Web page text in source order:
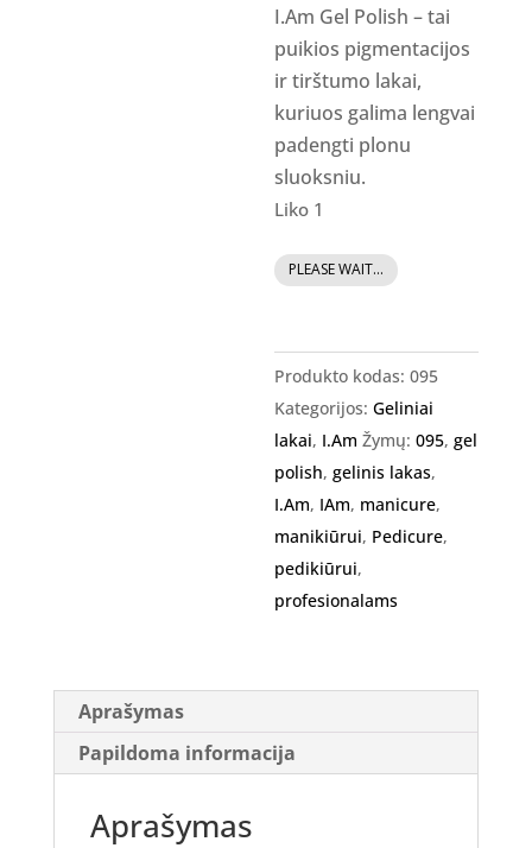
was:
8.90 €.
I.Am Gel Polish – tai
puikios pigmentacijos
ir tirštumo lakai,
kuriuos galima lengvai
padengti plonu
sluoksniu.
Liko 1
produkto
Gel
Polish
-
gelinis
lakas
#095
Hot
PLEASE WAIT...
Produkto kodas:095
Kategorijos:Geliniai
lakai, I.Am Žymų:095,gel
polish,gelinis lakas,
I.Am, IAm, manicure,
manikiūrui, Pedicure,
pedikiūrui,
profesionalams
Aprašymas
Papildoma informacija
Aprašymas